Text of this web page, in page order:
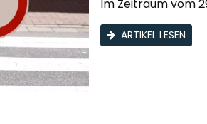
Im Zeitraum vom
ARTIKEL LESEN